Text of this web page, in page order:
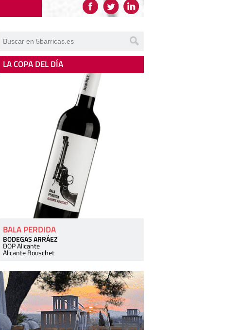
LA COPA DEL DÍA
BALA PERDIDA
BODEGAS ARRÁEZ
DOP Alicante
Alicante Bouschet